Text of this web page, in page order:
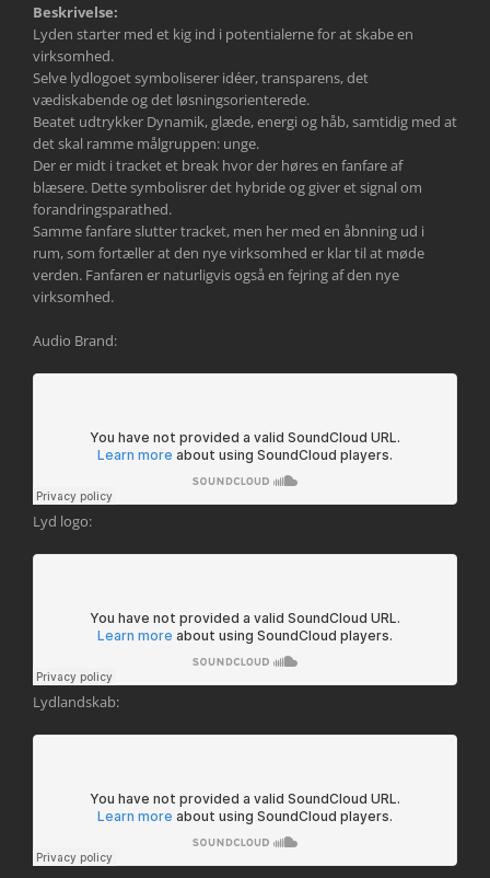
Beskrivelse:
Lyden starter med et kig ind i potentialerne for at skabe en
virksomhed.
Selve lydlogoet symboliserer idéer, transparens, det
vædiskabende og det løsningsorienterede.
Beatet udtrykker Dynamik, glæde, energi og håb, samtidig med at
det skal ramme målgruppen: unge.
Der er midt i tracket et break hvor der høres en fanfare af
blæsere. Dette symbolisrer det hybride og giver et signal om
forandringsparathed.
Samme fanfare slutter tracket, men her med en åbnning ud i
rum, som fortæller at den nye virksomhed er klar til at møde
verden. Fanfaren er naturligvis også en fejring af den nye
virksomhed.
Audio Brand:
Lyd logo:
Lydlandskab: